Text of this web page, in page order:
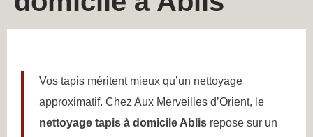
Vos tapis méritent mieux qu’un nettoyage
approximatif. Chez Aux Merveilles d’Orient, le
nettoyage tapis à domicile Ablis repose sur un